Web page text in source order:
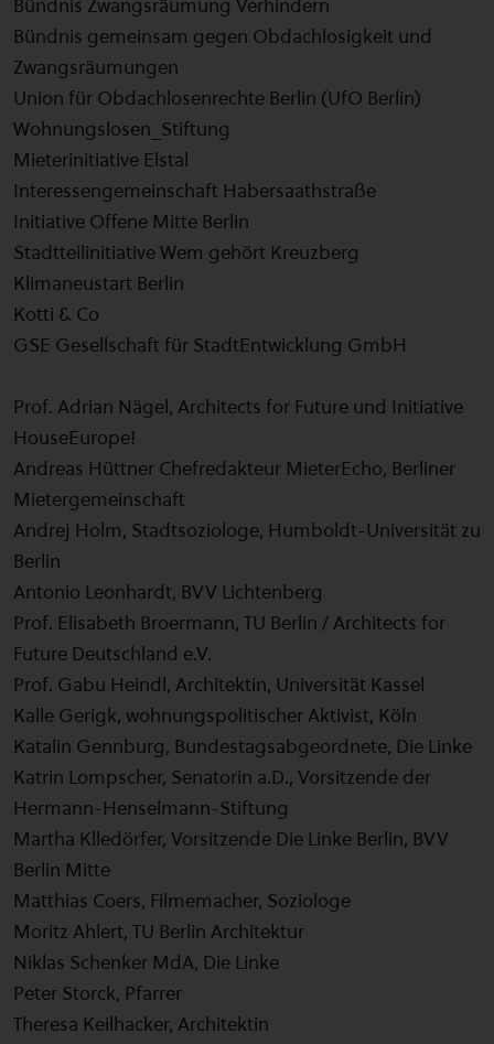
Bündnis Zwangsräumung Verhindern
Bündnis gemeinsam gegen Obdachlosigkeit und
Zwangsräumungen
Union für Obdachlosenrechte Berlin (UfO Berlin)
Wohnungslosen_Stiftung
Mieterinitiative Elstal
Interessengemeinschaft Habersaathstraße
Initiative Offene Mitte Berlin
Stadtteilinitiative Wem gehört Kreuzberg
Klimaneustart Berlin
Kotti & Co
GSE Gesellschaft für StadtEntwicklung GmbH
Prof. Adrian Nägel, Architects for Future und Initiative
HouseEurope!
Andreas Hüttner Chefredakteur MieterEcho, Berliner
Mietergemeinschaft
Andrej Holm, Stadtsoziologe, Humboldt-Universität zu
Berlin
Antonio Leonhardt, BVV Lichtenberg
Prof. Elisabeth Broermann, TU Berlin / Architects for
Future Deutschland e.V.
Prof. Gabu Heindl, Architektin, Universität Kassel
Kalle Gerigk, wohnungspolitischer Aktivist, Köln
Katalin Gennburg, Bundestagsabgeordnete, Die Linke
Katrin Lompscher, Senatorin a.D., Vorsitzende der
Hermann-Henselmann-Stiftung
Martha Klledörfer, Vorsitzende Die Linke Berlin, BVV
Berlin Mitte
Matthias Coers, Filmemacher, Soziologe
Moritz Ahlert, TU Berlin Architektur
Niklas Schenker MdA, Die Linke
Peter Storck, Pfarrer
Theresa Keilhacker, Architektin